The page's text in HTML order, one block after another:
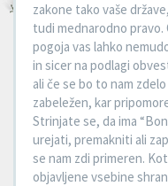
zakone tako vaše
tudi mednarodno pravo.
pogoja vas lahko
in sicer na podlagi
ali če se bo to nam
zabeležen, kar
Strinjate se, da ima
urejati, premakniti ali
se nam zdi primeren.
objavljene vsebine